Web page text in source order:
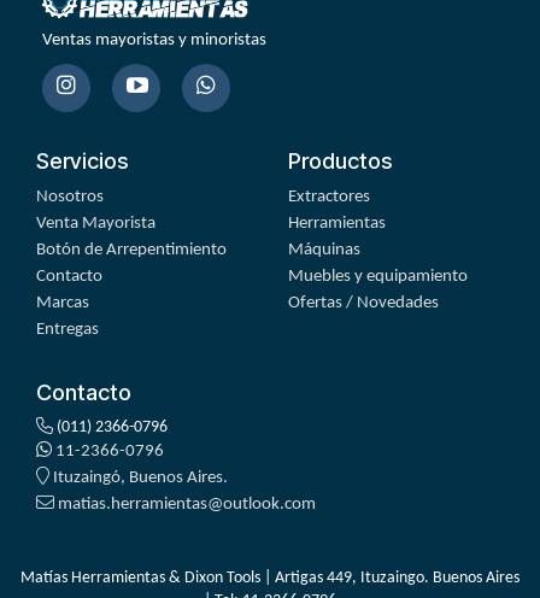
Ventas mayoristas y minoristas
Servicios
Nosotros
Venta Mayorista
Botón de Arrepentimiento
Contacto
Marcas
Entregas
Productos
Extractores
Herramientas
Máquinas
Muebles y equipamiento
Ofertas / Novedades
Contacto
(011) 2366-0796
11-2366-0796
Ituzaingó, Buenos Aires.
matias.herramientas@outlook.com
Matías Herramientas & Dixon Tools | Artigas 449, Ituzaingo. Buenos Aires